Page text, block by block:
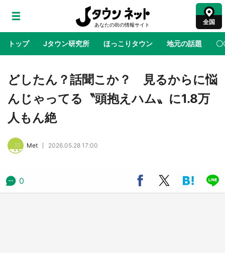
全国
トップ Jタウン研究所 ほっこりタウン 地元の話題 〇
地域×二次元 絶景 あの時はありがとう 物語がはじ
どしたん？話聞こか？ 見るからに悩
んじゃってる〝頭抱えハム〟に1.8万
人もん絶
Met 2026.05.28 17:00
0